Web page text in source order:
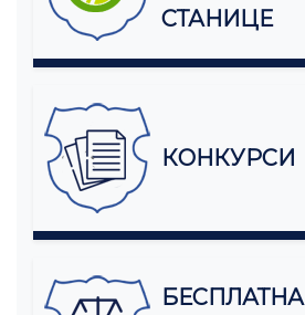
СТАНИЦЕ
КОНКУРСИ
БЕСПЛАТНА